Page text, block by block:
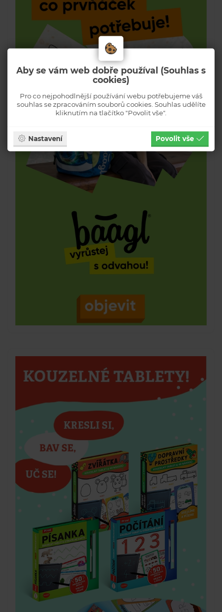
Aby se vám web dobře používal (Souhlas s
cookies)
Pro co nejpohodlnější používání webu potřebujeme váš
souhlas se zpracováním souborů cookies. Souhlas udělíte
kliknutím na tlačítko "Povolit vše".
Nastavení Povolit vše